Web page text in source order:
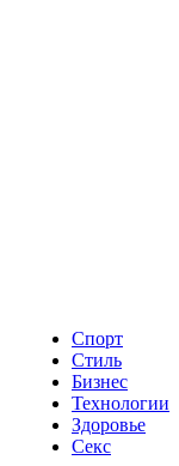
Спорт
Стиль
Бизнес
Технологии
Здоровье
Секс